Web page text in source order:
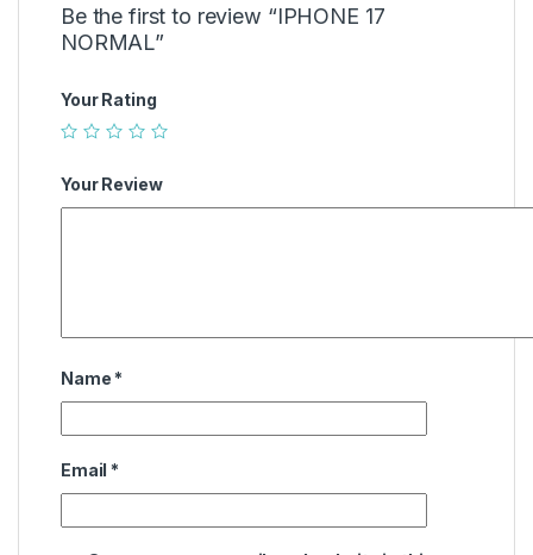
Be the first to review “IPHONE 17
NORMAL”
Your Rating
Your Review
Name *
Email *